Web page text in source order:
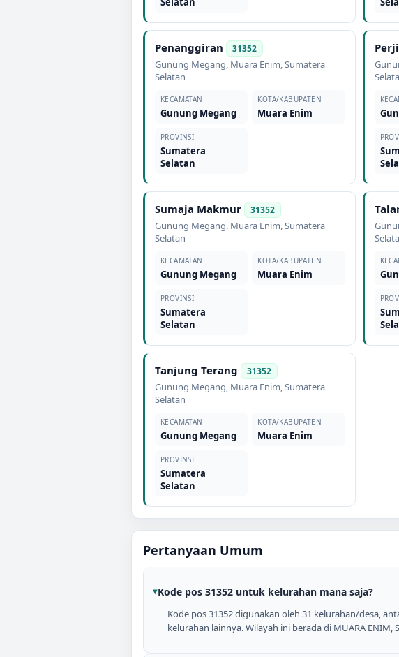
Penanggiran 31352
Gunung Megang, Muara Enim,Sumatera
Selatan
KECAMATAN
Gunung Megang
KOTA/KABUPATEN
Muara Enim
PROVINSI
Sumatera
Selatan
Sumaja Makmur 31352
Gunung Megang, Muara Enim,Sumatera
Selatan
KECAMATAN
Gunung Megang
KOTA/KABUPATEN
Muara Enim
PROVINSI
Sumatera
Selatan
Tanjung Terang 31352
Gunung Megang, Muara Enim,Sumatera
Selatan
KECAMATAN
Gunung Megang
KOTA/KABUPATEN
Muara Enim
PROVINSI
Sumatera
Selatan
Pertanyaan Umum
Kode pos 31352 untuk kelurahan mana saja?
Kode pos 31352 digunakan oleh 31 kelurahan/desa,
kelurahan lainnya. Wilayah ini berada di MUARA ENIM,